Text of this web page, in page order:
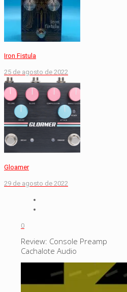
Iron Fistula
25 de agosto de 2022
Gloamer
29 de agosto de 2022
0
Review: Console Preamp
Cachalote Audio